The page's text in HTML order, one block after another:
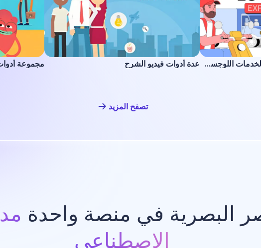
مجموعة توضيحية للتوصيل والخدمات اللوجستية عدة أدوات فيديو الشرح مجموعة
تصفح المزيد
البصرية في منصة واحدة
الاصطناعي